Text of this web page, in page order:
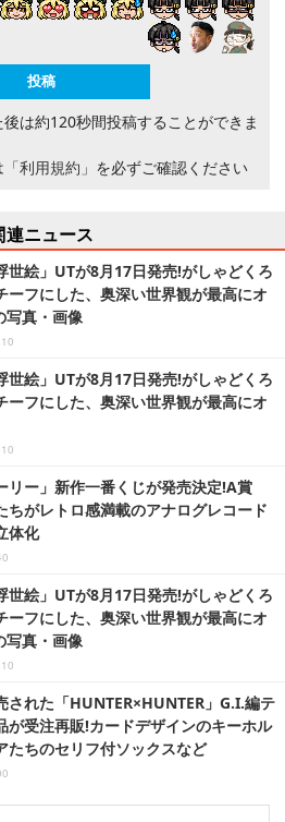
は約120秒間投稿することができま
「利用規約」 を必ずご確認ください
連ニュース
世絵」UTが8月17日発売!がしゃどくろ
ーフにした、奥深い世界観が最高にオ
写真・画像
世絵」UTが8月17日発売!がしゃどくろ
ーフにした、奥深い世界観が最高にオ
リー」新作一番くじが発売決定!A賞
ちがレトロ感満載のアナログレコード
体化
世絵」UTが8月17日発売!がしゃどくろ
ーフにした、奥深い世界観が最高にオ
写真・画像
された「HUNTER×HUNTER」G.I.編テ
が受注再販!カードデザインのキーホル
たちのセリフ付ソックスなど